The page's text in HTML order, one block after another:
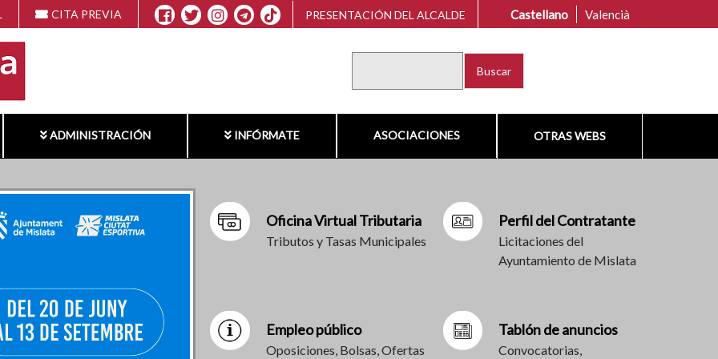
CITA PREVIA PRESENTACIÓN DEL ALCALDE Castellano Valencià
ADMINISTRACIÓN INFÓRMATE ASOCIACIONES OTRAS WEBS
Oficina Virtual Tributaria
Tributos y Tasas Municipales
Perfil del Contratante
Licitaciones del
Ayuntamiento de Mislata
Empleo público
Oposiciones, Bolsas, Ofertas
Tablón de anuncios
Convocatorias,